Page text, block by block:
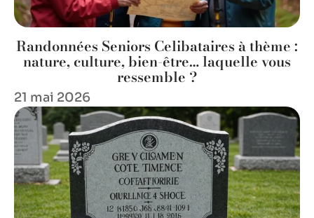
Randonnées Seniors Celibataires à thème :
nature, culture, bien-être… laquelle vous
ressemble ?
21 mai 2026